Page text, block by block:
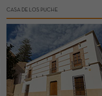
CASA DE LOS PUCHE